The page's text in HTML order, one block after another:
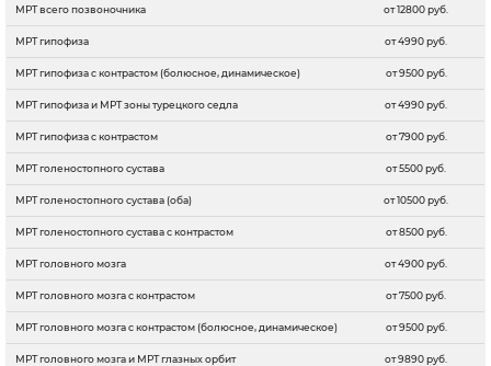
МРТ всего позвоночника от 12800 руб.
МРТ гипофиза от 4990 руб.
МРТ гипофиза c контрастом (болюсное, динамическое) от 9500 руб.
МРТ гипофиза и МРТ зоны турецкого седла от 4990 руб.
МРТ гипофиза с контрастом от 7900 руб.
МРТ голеностопного сустава от 5500 руб.
МРТ голеностопного сустава (оба) от 10500 руб.
МРТ голеностопного сустава с контрастом от 8500 руб.
МРТ головного мозга от 4900 руб.
МРТ головного мозга c контрастом от 7500 руб.
МРТ головного мозга c контрастом (болюсное, динамическое) от 9500 руб.
МРТ головного мозга и МРТ глазных орбит от 9890 руб.